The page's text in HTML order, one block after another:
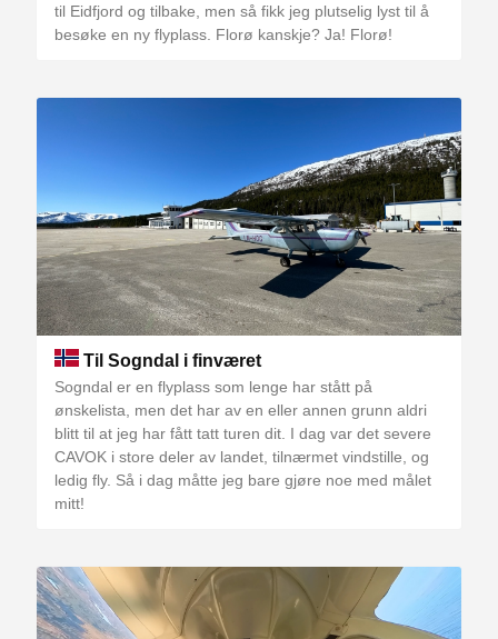
til Eidfjord og tilbake, men så fikk jeg plutselig lyst til å
besøke en ny flyplass. Florø kanskje? Ja! Florø!
Til Sogndal i finværet
Sogndal er en flyplass som lenge har stått på
ønskelista, men det har av en eller annen grunn aldri
blitt til at jeg har fått tatt turen dit. I dag var det severe
CAVOK i store deler av landet, tilnærmet vindstille, og
ledig fly. Så i dag måtte jeg bare gjøre noe med målet
mitt!